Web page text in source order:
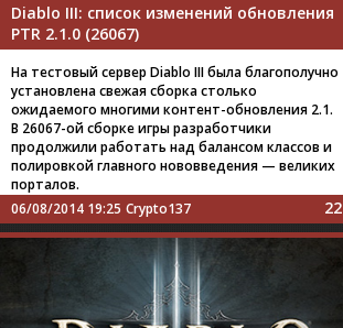
Diablo III: список изменений обновления
PTR 2.1.0 (26067)
На тестовый сервер Diablo III была благополучно
установлена свежая сборка столько
ожидаемого многими контент-обновления 2.1.
В 26067-ой сборке игры разработчики
продолжили работать над балансом классов и
полировкой главного нововведения — великих
порталов.
06/08/2014 19:25 Crypto137 22